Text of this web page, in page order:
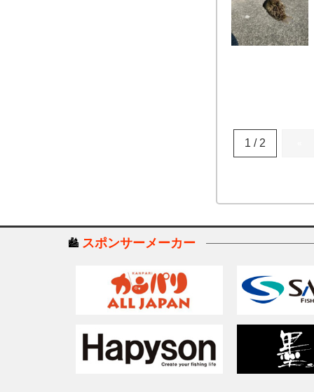
1 / 2
スポンサーメーカー